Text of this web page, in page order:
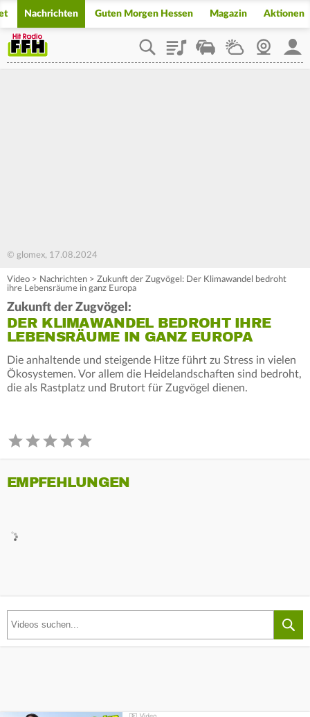
Nachrichten Guten Morgen Hessen Magazin Aktionen
PlaylistStaupilotWetterWebcam
© glomex, 17.08.2024
Video > Nachrichten > Zukunft der Zugvögel: Der Klimawandel bedroht
ihre Lebensräume in ganz Europa
Zukunft der Zugvögel:
DER KLIMAWANDEL BEDROHT IHRE
LEBENSRÄUME IN GANZ EUROPA
Die anhaltende und steigende Hitze führt zu Stress in vielen
Ökosystemen. Vor allem die Heidelandschaften sind bedroht,
die als Rastplatz und Brutort für Zugvögel dienen.
EMPFEHLUNGEN